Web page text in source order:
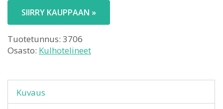
SIIRRY KAUPPAAN »
Tuotetunnus: 3706
Osasto: Kulhotelineet
Kuvaus